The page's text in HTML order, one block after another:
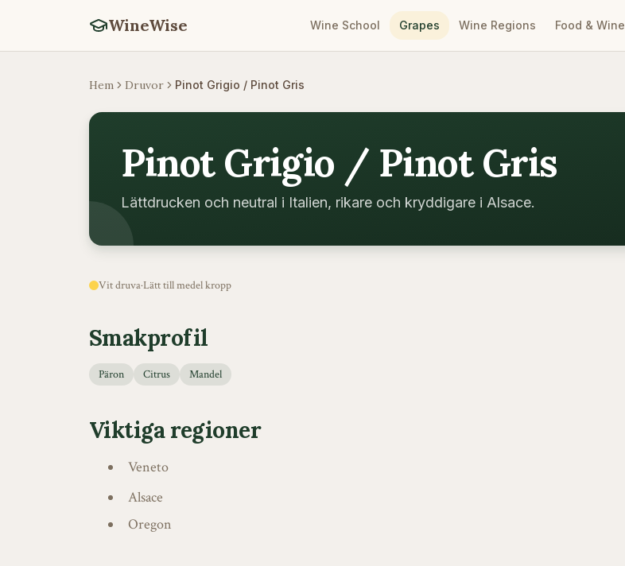
WineWise Wine School Grapes Wine Regions Food & Wine
Hem Druvor Pinot Grigio / Pinot Gris
Pinot Grigio / Pinot Gris
Lättdrucken och neutral i Italien, rikare och kryddigare i Alsace.
Vit druva·Lätt till medelkropp
Smakprofil
Päron Citrus Mandel
Viktiga regioner
Veneto
Alsace
Oregon